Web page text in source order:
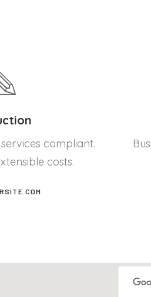
compliant.
costs.